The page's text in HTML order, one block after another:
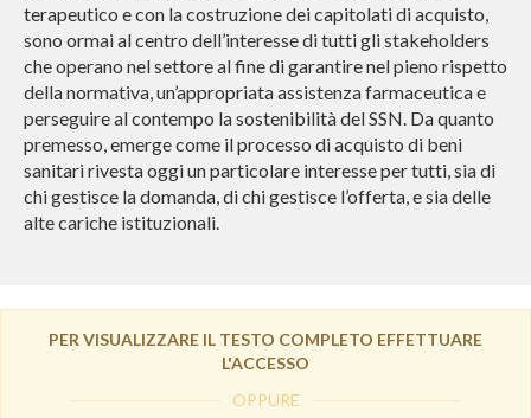
terapeutico e con la costruzione dei capitolati di acquisto,
sono ormai al centro dell’interesse di tutti gli stakeholders
che operano nel settore al fine di garantire nel pieno rispetto
della normativa, un’appropriata assistenza farmaceutica e
perseguire al contempo la sostenibilità del SSN. Da quanto
premesso, emerge come il processo di acquisto di beni
sanitari rivesta oggi un particolare interesse per tutti, sia di
chi gestisce la domanda, di chi gestisce l’offerta, e sia delle
alte cariche istituzionali.
PER VISUALIZZARE IL TESTO COMPLETO EFFETTUARE
L'ACCESSO
OPPURE